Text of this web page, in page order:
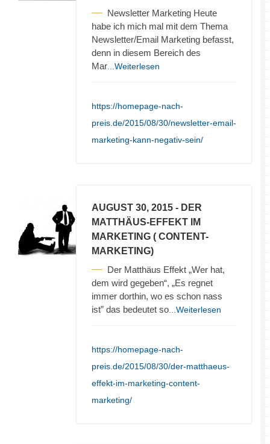
Newsletter Marketing Heute
habe ich mich mal mit dem Thema
Newsletter/Email Marketing befasst,
denn in diesem Bereich des
Mar ...Weiterlesen
https://homepage-nach-
preis.de/2015/08/30/newsletter-email-
marketing-kann-negativ-sein/
AUGUST 30, 2015 - DER
MATTHÄUS-EFFEKT IM
MARKETING ( CONTENT-
MARKETING)
Der Matthäus Effekt „Wer hat,
dem wird gegeben“, „Es regnet
immer dorthin, wo es schon nass
ist” das bedeutet so ...Weiterlesen
https://homepage-nach-
preis.de/2015/08/30/der-matthaeus-
effekt-im-marketing-content-
marketing/